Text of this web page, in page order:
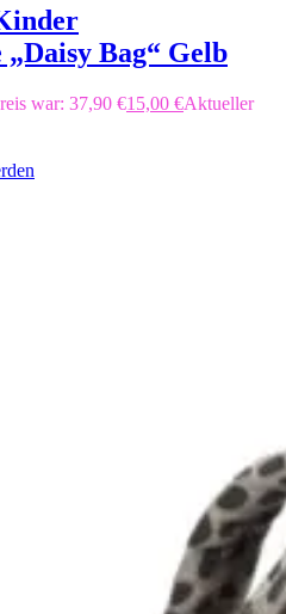
„Daisy Bag“ Gelb
war: 37,90 €15,00 €Aktueller